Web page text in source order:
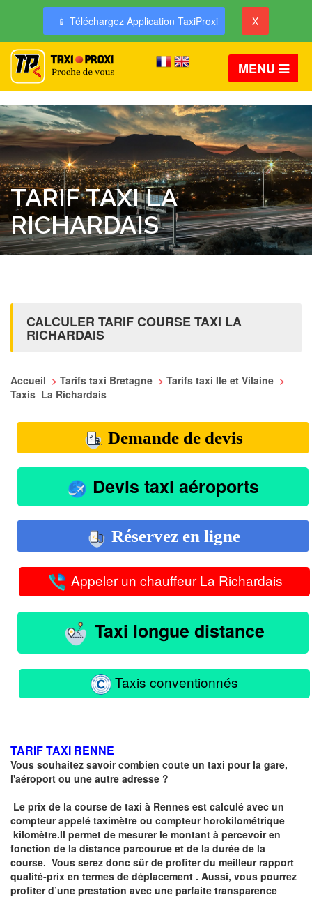
📱 Téléchargez Application TaxiProxi X
MENU
TARIF TAXI LA
RICHARDAIS
CALCULER TARIF COURSE TAXI LA
RICHARDAIS
Accueil > Tarifs taxi Bretagne > Tarifs taxi Ile et Vilaine >
Taxis La Richardais
Demande de devis
Devis taxi aéroports
Réservez en ligne
Appeler un chauffeur La Richardais
Taxi longue distance
Taxis conventionnés
TARIF TAXI RENNE
Vous souhaitez savoir combien coute un taxi pour la gare,
l'aéroport ou une autre adresse ?
Le prix de la course de taxi à Rennes est calculé avec un
compteurappelé taximètre ou compteur horokilométrique
kilomètre.Il permet de mesurer le montant à percevoir en
fonction de la distance parcourue et de la durée de la
course. Vous serez donc sûr de profiter du meilleur rapport
qualité-prix en termes de déplacement . Aussi, vous pourrez
profiter d’une prestation avec une parfaite transparence